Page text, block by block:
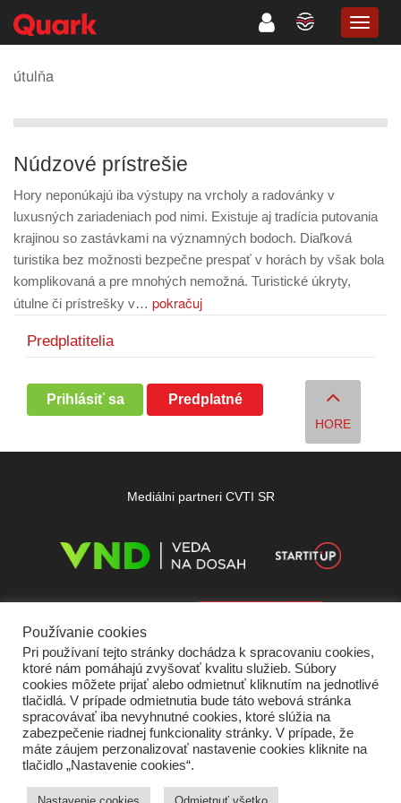
útulňa
Núdzové prístrešie
Hory neponúkajú iba výstupy na vrcholy a radovánky v
luxusných zariadeniach pod nimi. Existuje aj tradícia putovania
krajinou so zastávkami na významných bodoch. Diaľková
turistika bez možnosti bezpečne prespať v horách by však bola
komplikovaná a pre mnohých nemožná. Turistické úkryty,
útulne či prístrešky v… pokračuj
Predplatitelia
Prihlásiť sa Predplatné
HORE
Mediálni partneri CVTI SR
Domov O nás Kontakt Vydavateľ
Podmienky používania
Ochrana súkromia Štatút súťaží
Používanie cookies
Pri používaní tejto stránky dochádza k spracovaniu cookies,
ktoré nám pomáhajú zvyšovať kvalitu služieb. Súbory
cookies môžete prijať alebo odmietnuť kliknutím na jednotlivé
tlačidlá. V prípade odmietnutia bude táto webová stránka
spracovávať iba nevyhnutné cookies, ktoré slúžia na
zabezpečenie riadnej funkcionality stránky. V prípade, že
máte záujem perzonalizovať nastavenie cookies kliknite na
tlačidlo „Nastavenie cookies“.